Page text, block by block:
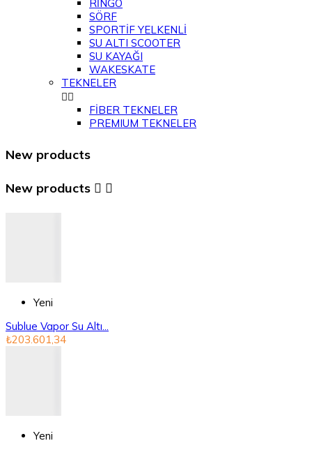
RİNGO
SÖRF
SPORTİF YELKENLİ
SU ALTI SCOOTER
SU KAYAĞI
WAKESKATE
TEKNELER

FİBER TEKNELER
PREMIUM TEKNELER
New products
New products  
Yeni
Sublue Vapor Su Altı...
₺203.601,34
Yeni